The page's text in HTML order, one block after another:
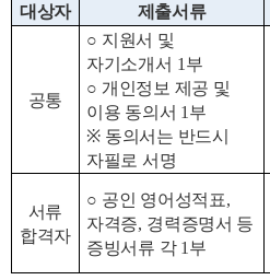
대상자 제출서류
공통
○ 지원서 및
자기소개서 1 부
○ 개인정보 제공 및
이용 동의서 1 부
※ 동의서는 반드시
자필로 서명
서류
합격자
○ 공인 영어성적표,
자격증, 경력증명서 등
증빙서류 각1 부